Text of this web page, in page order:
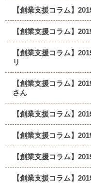
【創業支援コラム】
【創業支援コラム】
【創業支援コラム】
リ
【創業支援コラム】
さん
【創業支援コラム】
【創業支援コラム】
【創業支援コラム】
【創業支援コラム】